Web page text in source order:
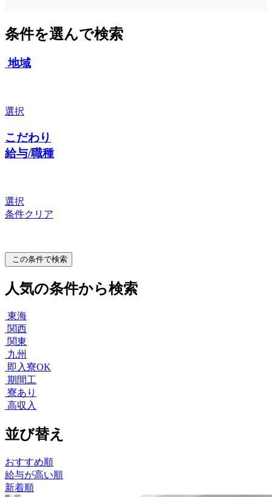
条件を選んで検索
地域
選択
こだわり
給与/職種
選択
条件クリア
この条件で検索
人気の条件から検索
東海
関西
関東
九州
即入寮OK
期間工
寮あり
高収入
並び替え
おすすめ順
給与が高い順
新着順